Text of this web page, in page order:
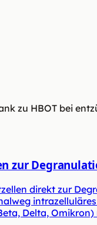
zu HBOT bei
direkt zur
Delta,